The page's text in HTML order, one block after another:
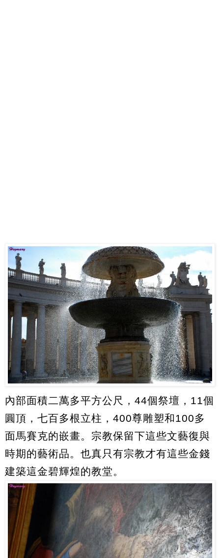
內部面積二萬多平方公尺，44個祭壇，11個
圓頂，七百多根立柱，400尊雕塑和100多
面馬賽克的嵌畫。宗教保留下這些文藝復與
時期的藝術品。也真只有宗教才有這些金錢
建築這金碧輝煌的教堂。